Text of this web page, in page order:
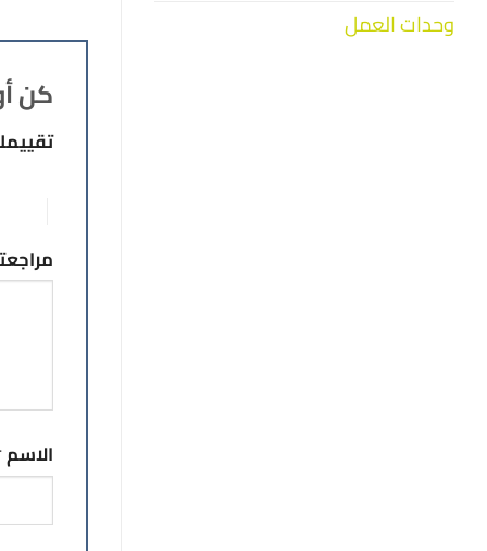
وحدات العمل
كن
الاسم